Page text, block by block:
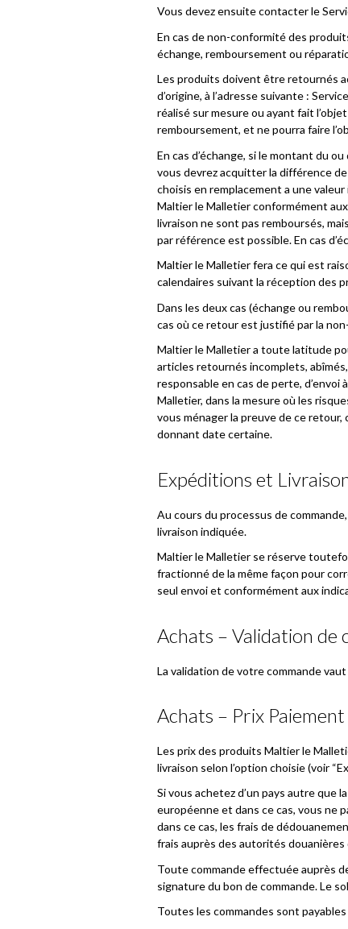
Vous devez ensuite contacter le
En cas de non-conformité des
échange, remboursement ou
Les produits doivent être retournés
d’origine, à l’adresse suivante :
réalisé sur mesure ou ayant fait
remboursement, et ne pourra faire
En cas d’échange, si le montant du
vous devrez acquitter la différence
choisis en remplacement a une
Maltier le Malletier conformément
livraison ne sont pas remboursés,
par référence est possible. En cas
Maltier le Malletier fera ce qui est
calendaires suivant la réception des
Dans les deux cas (échange ou
cas où ce retour est justifié par la
Maltier le Malletier a toute latitude
articles retournés incomplets,
responsable en cas de perte,
Malletier, dans la mesure où les
vous ménager la preuve de ce
donnant date certaine.
Expéditions et
Au cours du processus de
livraison indiquée.
Maltier le Malletier se réserve
fractionné de la même façon pour
seul envoi et conformément aux
Achats – Validation de
La validation de votre commande
Achats – Prix Paiement
Les prix des produits Maltier le
livraison selon l’option choisie (voir
Si vous achetez d’un pays autre que
européenne et dans ce cas, vous ne
dans ce cas, les frais de
frais auprès des autorités douanières
Toute commande effectuée auprès
signature du bon de commande. Le
Toutes les commandes sont